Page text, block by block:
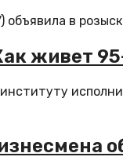
в
живет